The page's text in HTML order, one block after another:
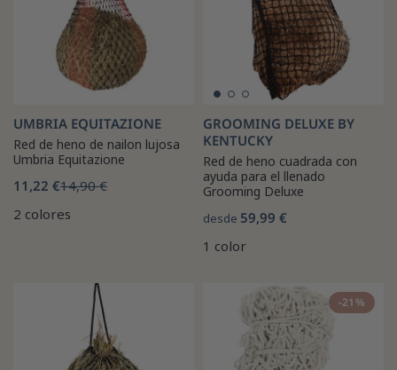
UMBRIA EQUITAZIONE
Red de heno de nailon lujosa
Umbria Equitazione
11,22 €14,90 €
2 colores
GROOMING DELUXE BY
KENTUCKY
Red de heno cuadrada con
ayuda para el llenado
Grooming Deluxe
desde 59,99 €
1 color
-21%